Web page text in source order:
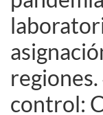
control: